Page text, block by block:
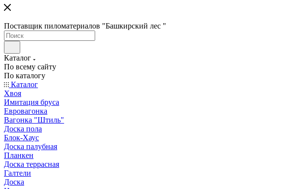
Поставщик пиломатериалов "Башкирский лес "
Каталог
По всему сайту
По каталогу
Каталог
Хвоя
Имитация бруса
Евровагонка
Вагонка "Штиль"
Доска пола
Блок-Хаус
Доска палубная
Планкен
Доска террасная
Галтели
Доска